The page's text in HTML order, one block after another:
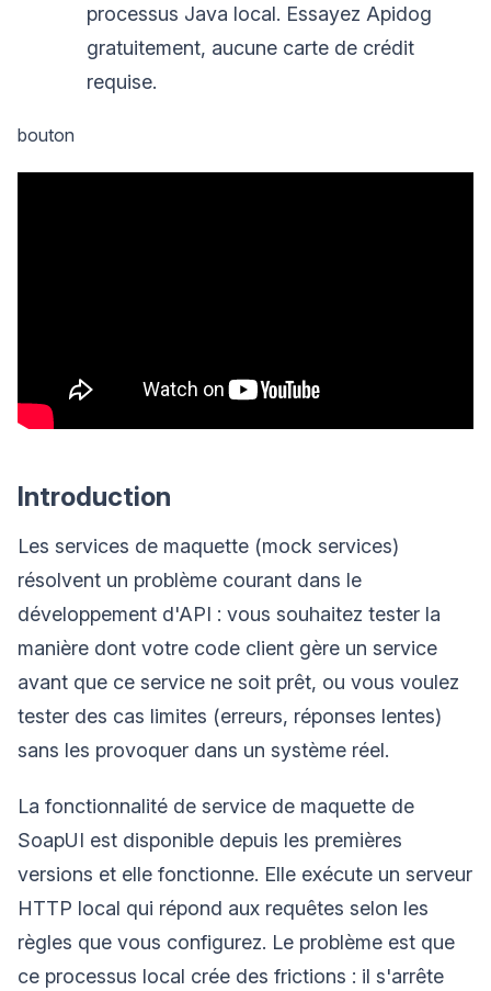
processus Java local. Essayez Apidog
gratuitement, aucune carte de crédit
requise.
bouton
Introduction
Les services de maquette (mock services)
résolvent un problème courant dans le
développement d'API : vous souhaitez tester la
manière dont votre code client gère un service
avant que ce service ne soit prêt, ou vous voulez
tester des cas limites (erreurs, réponses lentes)
sans les provoquer dans un système réel.
La fonctionnalité de service de maquette de
SoapUI est disponible depuis les premières
versions et elle fonctionne. Elle exécute un serveur
HTTP local qui répond aux requêtes selon les
règles que vous configurez. Le problème est que
ce processus local crée des frictions : il s'arrête